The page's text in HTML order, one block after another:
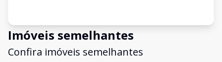
Imóveis semelhantes
Confira imóveis semelhantes